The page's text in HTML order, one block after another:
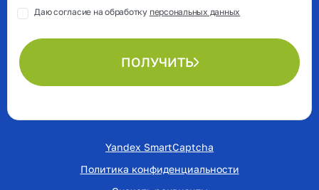
Даю согласие на обработку персональных данных
ПОЛУЧИТЬ
Yandex SmartCaptcha
Политика конфиденциальности